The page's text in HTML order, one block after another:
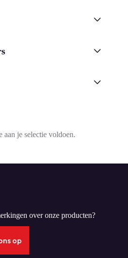
aan je selectie voldoen.
over onze producten?
op